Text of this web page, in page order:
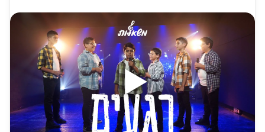
at
s
A
p
p
ai
l
ai
l
ar
e